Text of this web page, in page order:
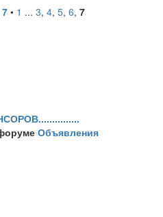
7 • 1 ... 3, 4, 5, 6, 7
Объявления